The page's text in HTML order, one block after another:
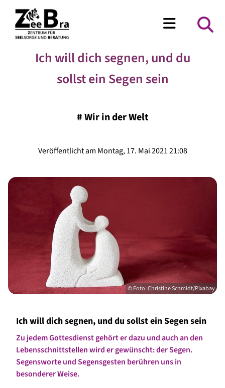
Ich will dich segnen, und du
sollst ein Segen sein
#Wir in der Welt
Veröffentlicht am Montag, 17. Mai 2021 21:08
© Foto: Christine Schmidt/Pixabay
Ich will dich segnen, und du sollst ein Segen sein
Zu jedem Gottesdienst gehört er dazu und auch an den
Lebensschnittstellen wird er gewünscht: der Segen.
Segensworte und Segensgesten berühren uns in
besonderer Weise.